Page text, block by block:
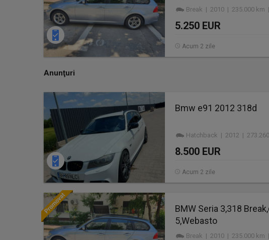
Break | 2010 | 235.000 km
5.250 EUR
Acum 2 zile
Anunţuri
Bmw e91 2012 318d
Hatchback | 2012 |
8.500 EUR
Acum 2 zile
BMW Seria 3,318
5,Webasto
Break | 2010 | 235.000 km